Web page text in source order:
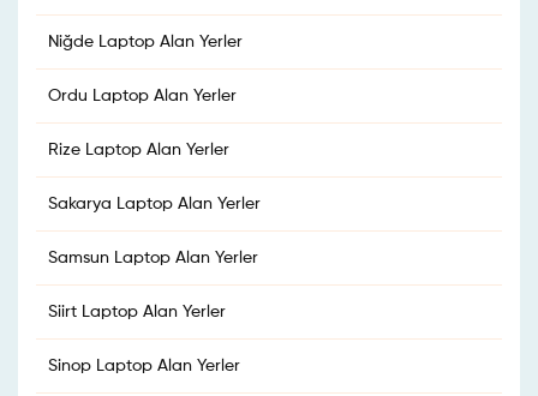
Niğde Laptop Alan Yerler
Ordu Laptop Alan Yerler
Rize Laptop Alan Yerler
Sakarya Laptop Alan Yerler
Samsun Laptop Alan Yerler
Siirt Laptop Alan Yerler
Sinop Laptop Alan Yerler